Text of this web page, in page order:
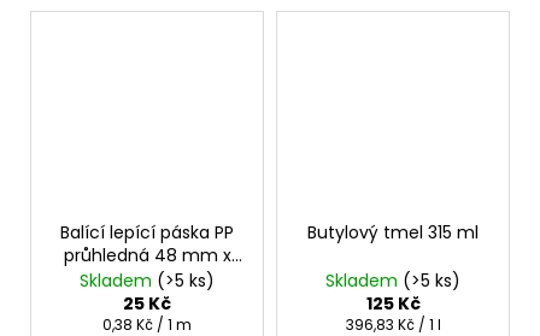
Balící lepící páska PP
průhledná 48 mm x
66 m
Skladem (>5 ks)
25 Kč
Měrná
0,38 Kč / 1 m
Butylový tmel 315 ml
Skladem (>5 ks)
125 Kč
Měrná
396,83 Kč / 1 l